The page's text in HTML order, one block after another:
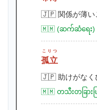
🇯🇵 関係が薄い
🇲🇲 (ဆက်ဆံရေး) ကျဲ
孤立
こりつ
🇯🇵 助けがなく
🇲🇲 တသီးတခြားဖြ